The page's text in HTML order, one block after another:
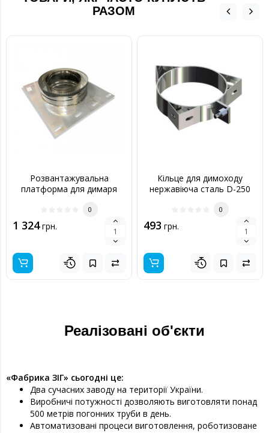
РАЗОМ
Розвантажувальна
платформа для димаря
0
1 324грн.
Кільце для димоходу
нержавіюча сталь D-250
0
493 грн.
Реалізовані об'єкти
«Фабрика ЗІГ» сьогодні це:
Два сучасних заводу на території України.
Виробничі потужності дозволяють виготовляти понад
500 метрів погонних труби в день.
Автоматизовані процеси виготовлення, роботизоване